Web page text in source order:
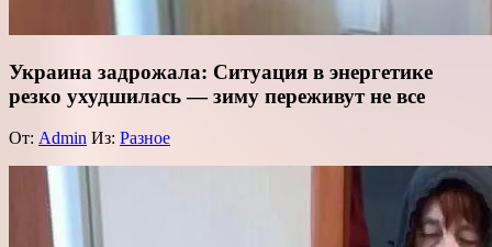
Украина задрожала: Ситуация в энергетике
резко ухудшилась — зиму переживут не все
От: Admin Из: Разное